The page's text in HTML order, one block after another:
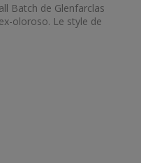
Batch de Glenfarclas
oloroso. Le style de